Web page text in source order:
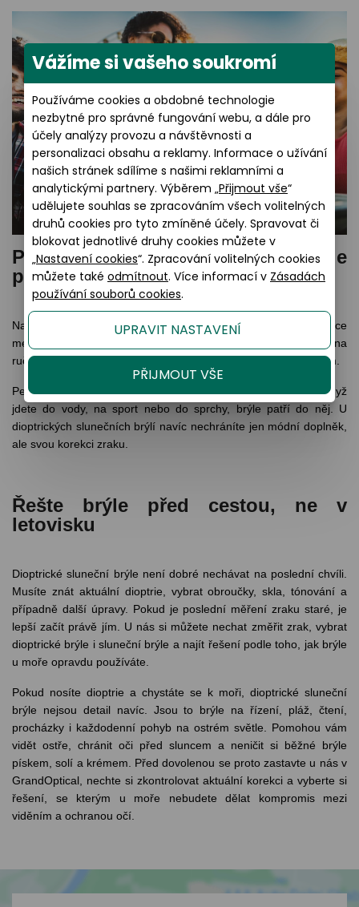
Pouzdro není zbytečnost, ale
plážová nutnost
Na dovolené se brýle snadno poškodí mimo obličej. Leží v tašce
mezi klíči, mobilem, nebo mušlemi. Případně skončí volně na
ručníku, kde na ně snadno někdo sedne nebo je zasype pískem.
Pevné pouzdro je u moře stejně důležité jako samotné brýle. Když
jdete do vody, na sport nebo do sprchy, brýle patří do něj. U
dioptrických slunečních brýlí navíc nechráníte jen módní doplněk,
ale svou korekci zraku.
Řešte brýle před cestou, ne v
letovisku
Dioptrické sluneční brýle není dobré nechávat na poslední chvíli.
Musíte znát aktuální dioptrie, vybrat obroučky, skla, tónování a
případně další úpravy. Pokud je poslední měření zraku staré, je
lepší začít právě jím. U nás si můžete nechat změřit zrak, vybrat
dioptrické brýle i sluneční brýle a najít řešení podle toho, jak brýle
u moře opravdu používáte.
Pokud nosíte dioptrie a chystáte se k moři, dioptrické sluneční
brýle nejsou detail navíc. Jsou to brýle na řízení, pláž, čtení,
procházky i každodenní pohyb na ostrém světle. Pomohou vám
vidět ostře, chránit oči před sluncem a neničit si běžné brýle
pískem, solí a krémem. Před dovolenou se proto zastavte u nás v
GrandOptical, nechte si zkontrolovat aktuální korekci a vyberte si
řešení, se kterým u moře nebudete dělat kompromis mezi
viděním a ochranou očí.
Vážíme si vašeho soukromí
Používáme cookies a obdobné technologie
nezbytné pro správné fungování webu, a dále pro
účely analýzy provozu a návštěvnosti a
personalizaci obsahu a reklamy. Informace o užívání
našich stránek sdílíme s našimi reklamními a
analytickými partnery. Výběrem „Přijmout vše“
udělujete souhlas se zpracováním všech volitelných
druhů cookies pro tyto zmíněné účely. Spravovat či
blokovat jednotlivé druhy cookies můžete v
„Nastavení cookies“. Zpracování volitelných cookies
můžete také odmítnout. Více informací v Zásadách
používání souborů cookies.
UPRAVIT NASTAVENÍ
PŘIJMOUT VŠE